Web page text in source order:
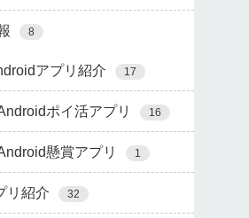
8
アプリ紹介 17
ポイ活アプリ 16
懸賞アプリ 1
リ紹介 32